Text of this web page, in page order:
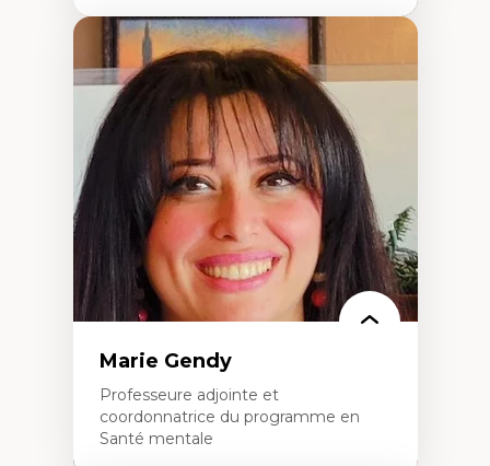
Expertises
Les apports pédagogiques des théories de
l'affect, du posthumanisme, du féminisme
dans l'éducation aux sciences
L'apprentissage des sciences/STIM dans une
perspective socioécologique de care
L’insertion professionnelle des
enseignant.e.s
Marie Gendy
Professeure adjointe et
coordonnatrice du programme en
Santé mentale